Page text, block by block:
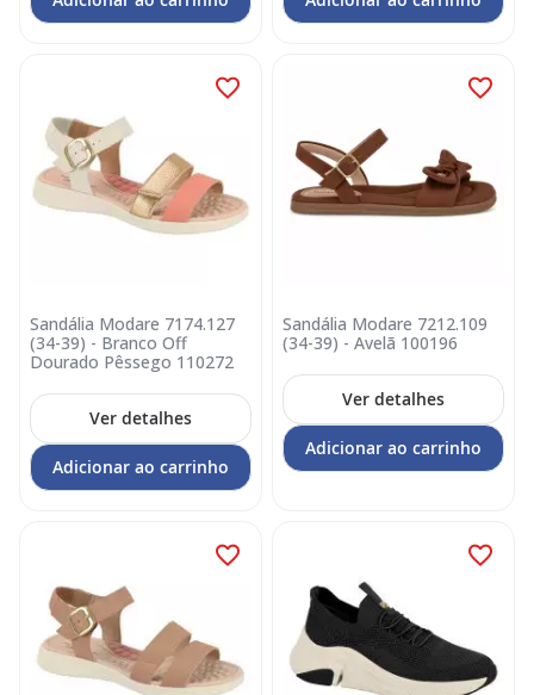
Sandália Modare 7174.127
(34-39) - Branco Off
Dourado Pêssego 110272
Ver detalhes
Adicionar ao carrinho
Sandália Modare 7212.109
(34-39) - Avelã 100196
Ver detalhes
Adicionar ao carrinho